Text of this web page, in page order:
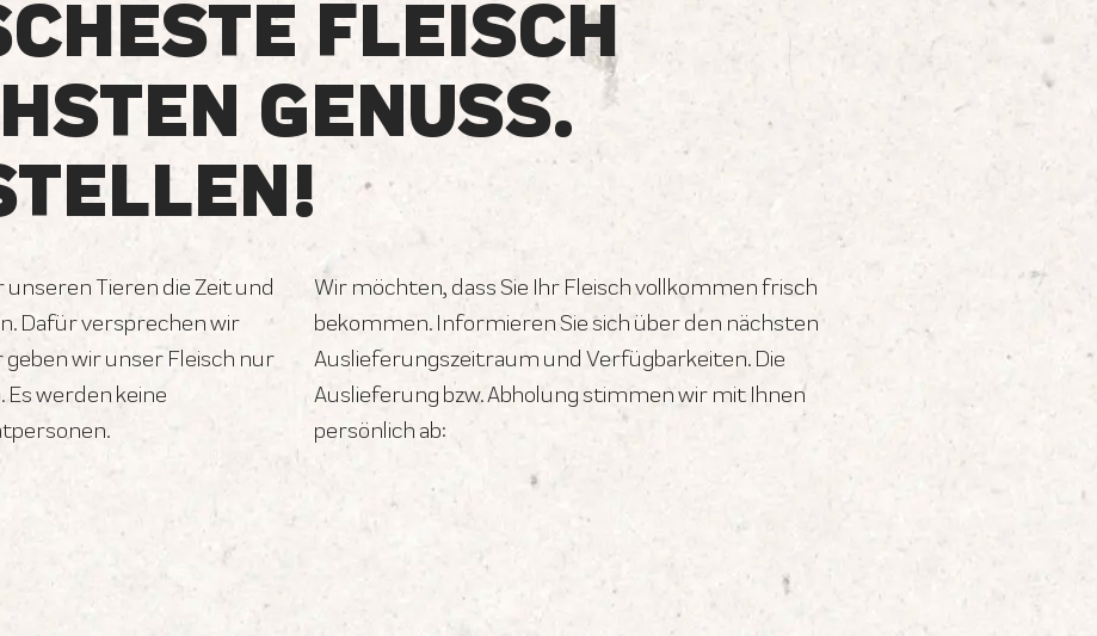
FLEISCH
GENUSS.
unseren Tieren die Zeit und
Dafür versprechen wir
geben wir unser Fleisch nur
werden keine
Wir möchten, dass Sie Ihr Fleisch vollkommen frisch
bekommen. Informieren Sie sich über den nächsten
Auslieferungszeitraum und Verfügbarkeiten. Die
Auslieferung bzw. Abholung stimmen wir mit Ihnen
persönlich ab: